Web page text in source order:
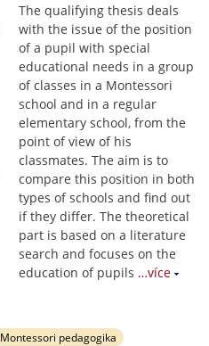
The qualifying thesis deals
with the issue of the position
of a pupil with special
educational needs in a group
of classes in a Montessori
school and in a regular
elementary school, from the
point of view of his
classmates. The aim is to
compare this position in both
types of schools and find out
if they differ. The theoretical
part is based on a literature
search and focuses on the
education of pupils …více
Montessori pedagogika